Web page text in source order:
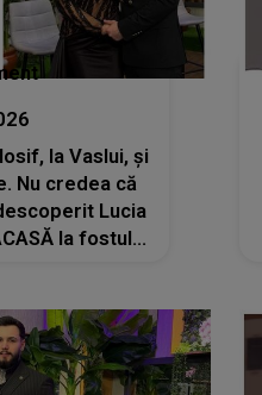
la Vaslui, și
Nu credea că
Lucia
la fostul